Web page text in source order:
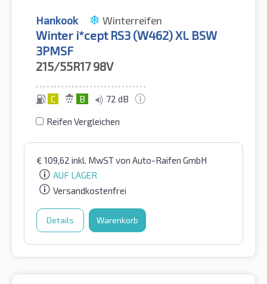
Hankook Winterreifen
Winter i*cept RS3 (W462) XL BSW
3PMSF
215/55R17 98V
C B 72 dB
Reifen Vergleichen
€ 109,62 inkl. MwSTvon Auto-Raifen GmbH
AUF LAGER
Versandkostenfrei
Details Warenkorb